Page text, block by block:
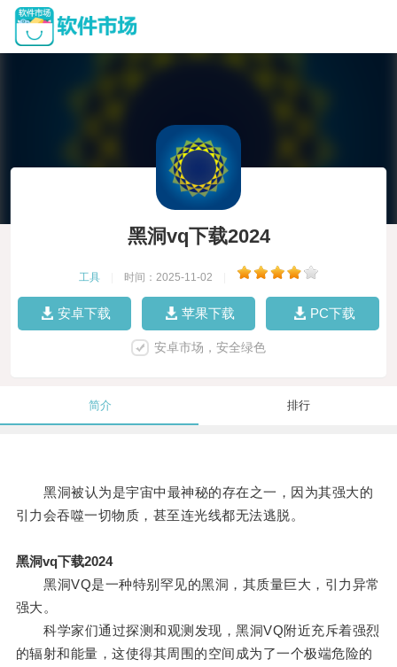
黑洞vq下载2024
工具 时间：2025-11-02
安卓下载 苹果下载 PC下载
安卓市场，安全绿色
简介 排行
黑洞被认为是宇宙中最神秘的存在之一，因为其强大的
引力会吞噬一切物质，甚至连光线都无法逃脱。
黑洞vq下载2024
黑洞VQ是一种特别罕见的黑洞，其质量巨大，引力异常
强大。
科学家们通过探测和观测发现，黑洞VQ附近充斥着强烈
的辐射和能量，这使得其周围的空间成为了一个极端危险的